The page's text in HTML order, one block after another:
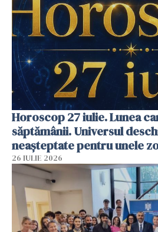
Horoscop 27 iulie. Lunea
săptămânii. Universul
neașteptate pentru unele
26 IULIE 2026